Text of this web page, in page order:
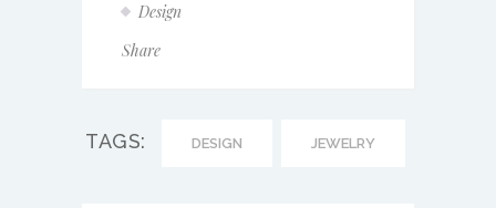
Design
Share
TAGS: DESIGN JEWELRY